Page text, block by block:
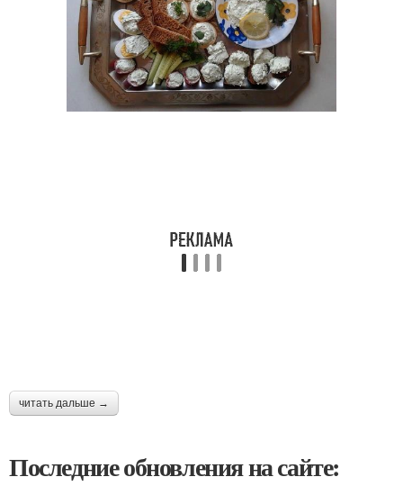
читать дальше →
Последние обновления на сайте: